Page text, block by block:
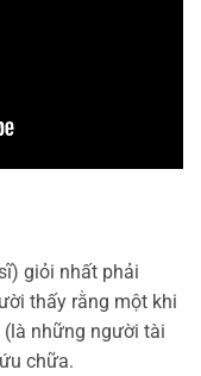
giỏi nhất phải
thấy rằng một khi
những người tài
chữa.